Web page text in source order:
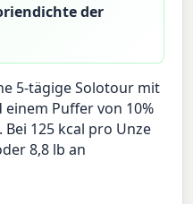
der
5-tägige Solotour mit
Puffer von 10%
125 kcal pro Unze
8,8 lb an